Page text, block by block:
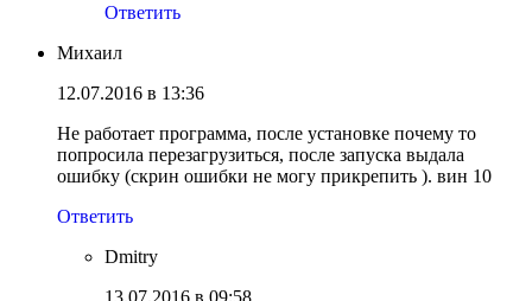
Ответить
Михаил
12.07.2016 в 13:36
Не работает программа, после установке почему то
попросила перезагрузиться, после запуска выдала
ошибку (скрин ошибки не могу прикрепить ). вин 10
Ответить
Dmitry
13.07.2016 в 09:58